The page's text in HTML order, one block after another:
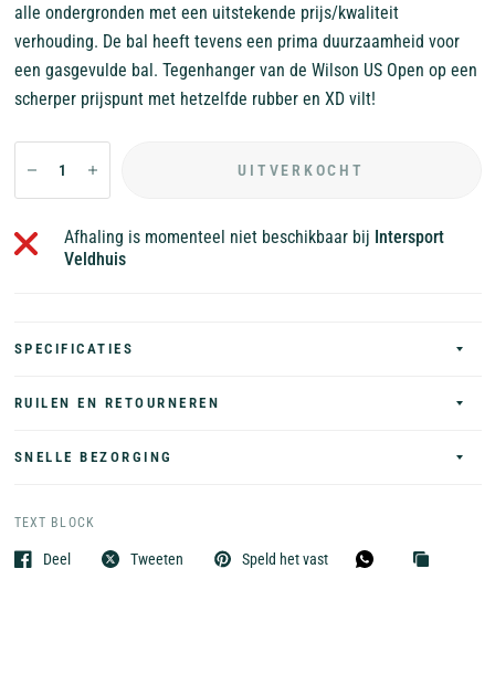
alle ondergronden met een uitstekende prijs/kwaliteit
verhouding. De bal heeft tevens een prima duurzaamheid voor
een gasgevulde bal. Tegenhanger van de Wilson US Open op een
scherper prijspunt met hetzelfde rubber en XD vilt!
UITVERKOCHT
Afhaling is momenteel niet beschikbaar bij Intersport
Veldhuis
SPECIFICATIES
RUILEN EN RETOURNEREN
SNELLE BEZORGING
TEXT BLOCK
Deel Tweeten Speld het vast